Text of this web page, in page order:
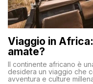
Viaggio in
amate?
Il continente africano è
desidera un viaggio che
avventura e culture